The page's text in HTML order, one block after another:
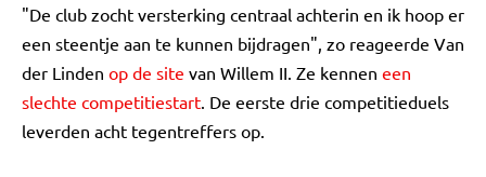
"De club zocht versterking centraal achterin en ik hoop er
een steentje aan te kunnen bijdragen", zo reageerde Van
der Linden op de site van Willem II. Ze kennen een
slechte competitiestart. De eerste drie competitieduels
leverden acht tegentreffers op.